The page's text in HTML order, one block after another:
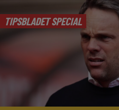
TIPSBLADET SPECIAL